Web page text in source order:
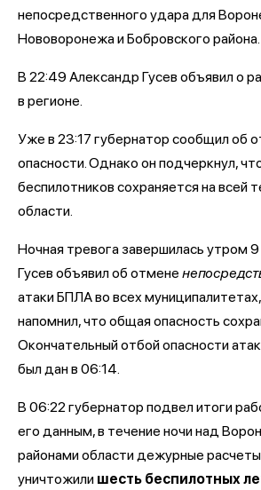
непосредственного удара для
Нововоронежа и Бобровского района.
В 22:49 Александр Гусев объявил о
в регионе.
Уже в 23:17 губернатор сообщил об
опасности. Однако он подчеркнул,
беспилотников сохраняется на всей
области.
Ночная тревога завершилась утром
Гусев объявил об отмене
атаки БПЛА во всех
напомнил, что общая опасность
Окончательный отбой опасности
был дан в 06:14.
В 06:22 губернатор подвел итоги
его данным, в течение ночи над
районами области дежурные
уничтожили шесть беспилотных